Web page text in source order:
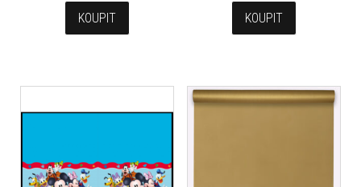
KOUPIT KOUPIT